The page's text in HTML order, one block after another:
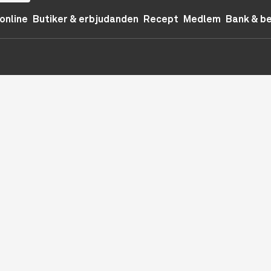
Butiker & erbjudanden Recept Medlem Bank &